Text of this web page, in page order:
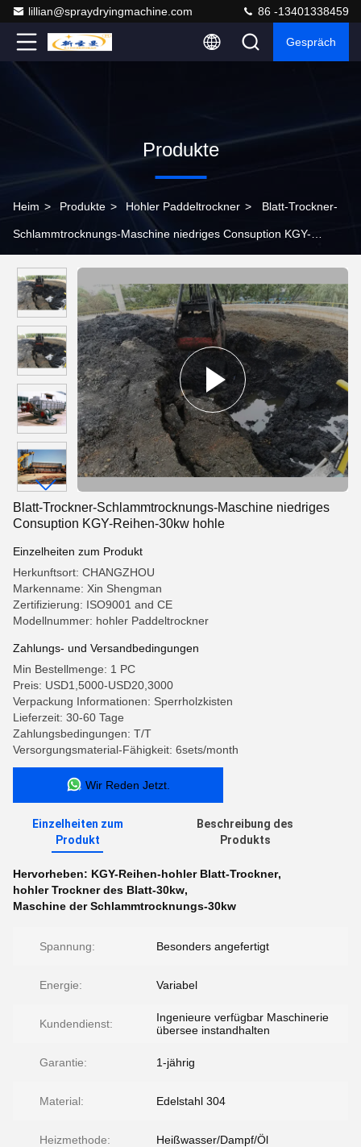
lillian@spraydryingmachine.com 86 -13401338459
Gespräch
Produkte
Heim > Produkte > Hohler Paddeltrockner > Blatt-Trockner-
Schlammtrocknungs-Maschine niedriges Consuption KGY-
Blatt-Trockner-Schlammtrocknungs-Maschine niedriges
Consuption KGY-Reihen-30kw hohle
Einzelheiten zum Produkt
Herkunftsort: CHANGZHOU
Markenname: Xin Shengman
Zertifizierung: ISO9001 and CE
Modellnummer: hohler Paddeltrockner
Zahlungs- und Versandbedingungen
Min Bestellmenge: 1 PC
Preis: USD1,5000-USD20,3000
Verpackung Informationen: Sperrholzkisten
Lieferzeit: 30-60 Tage
Zahlungsbedingungen: T/T
Versorgungsmaterial-Fähigkeit: 6sets/month
Wir Reden Jetzt.
Einzelheiten zum
Produkt
Beschreibung des
Produkts
Hervorheben: KGY-Reihen-hohler Blatt-Trockner,
hohler Trockner des Blatt-30kw,
Maschine der Schlammtrocknungs-30kw
Spannung: Besonders angefertigt
Energie: Variabel
Kundendienst:
Ingenieure verfügbar Maschinerie
übersee instandhalten
Garantie: 1-jährig
Material: Edelstahl 304
Heizmethode: Heißwasser/Dampf/Öl